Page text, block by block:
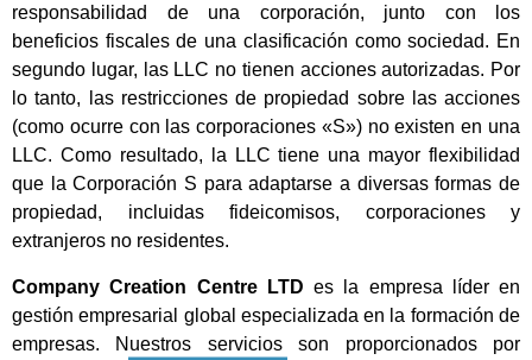
responsabilidad de una corporación, junto con los
beneficios fiscales de una clasificación como sociedad. En
segundo lugar, las LLC no tienen acciones autorizadas. Por
lo tanto, las restricciones de propiedad sobre las acciones
(como ocurre con las corporaciones «S») no existen en una
LLC. Como resultado, la LLC tiene una mayor flexibilidad
que la Corporación S para adaptarse a diversas formas de
propiedad, incluidas fideicomisos, corporaciones y
extranjeros no residentes.
Company Creation Centre LTD es la empresa líder en
gestión empresarial global especializada en la formación de
empresas. Nuestros servicios son proporcionados por